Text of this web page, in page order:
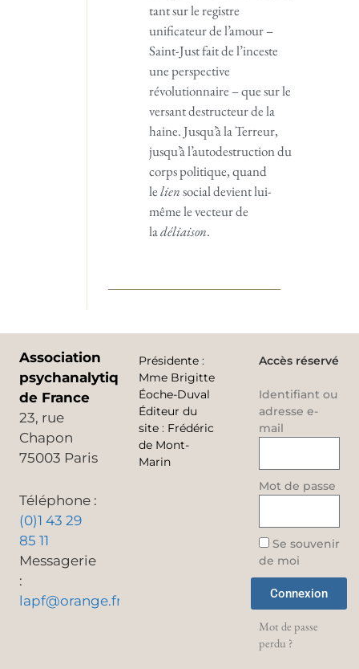
tant sur le registre
unificateur de l’amour –
Saint-Just fait de l’inceste
une perspective
révolutionnaire – que sur le
versant destructeur de la
haine. Jusqu’à la Terreur,
jusqu’à l’autodestruction du
corps politique, quand
leliensocial devient lui-
même le vecteur de
ladéliaison.
Association
psychanalytique
de France
23, rue
Chapon
75003 Paris
Téléphone :
(0)1 43 29
85 11
Messagerie
:
lapf@orange.fr
Présidente :
Mme Brigitte
Éoche-Duval
Éditeur du
site : Frédéric
de Mont-
Marin
Accès réservé
Identifiant ou
adresse e-
mail
Mot de passe
Se souvenir
de moi
Connexion
Mot de passe
perdu ?